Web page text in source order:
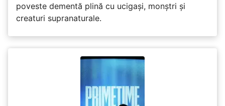
poveste dementă plină cu ucigași, monștri și
creaturi supranaturale.